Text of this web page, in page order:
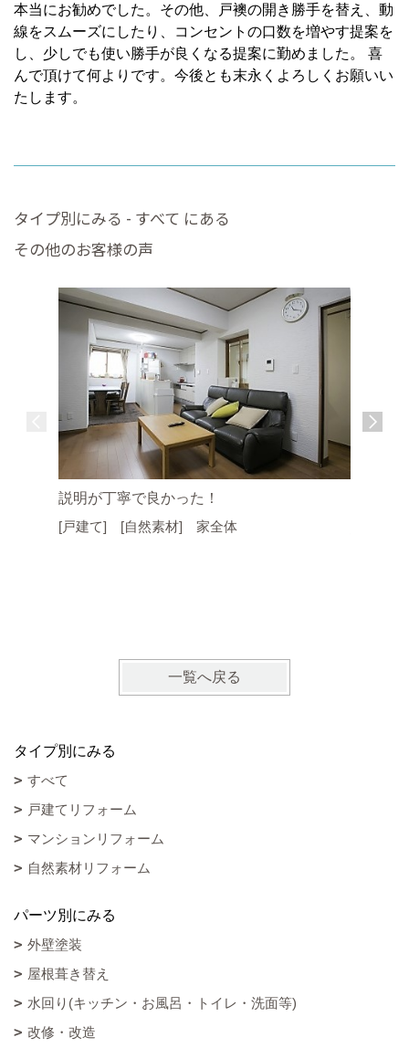
本当にお勧めでした。その他、戸襖の開き勝手を替え、動
線をスムーズにしたり、コンセントの口数を増やす提案を
し、少しでも使い勝手が良くなる提案に勤めました。 喜
んで頂けて何よりです。今後とも末永くよろしくお願いい
たします。
タイプ別にみる - すべて にある
その他のお客様の声
説明が丁寧で良かった！
[戸建て] [自然素材] 家全体
一覧へ戻る
タイプ別にみる
すべて
戸建てリフォーム
マンションリフォーム
自然素材リフォーム
パーツ別にみる
外壁塗装
屋根葺き替え
水回り(キッチン・お風呂・トイレ・洗面等)
改修・改造